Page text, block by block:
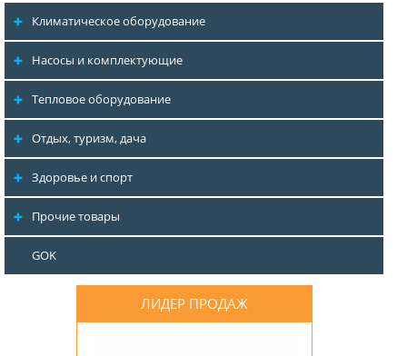
Климатическое оборудование
Насосы и комплектующие
Тепловое оборудование
Отдых, туризм, дача
Здоровье и спорт
Прочие товары
GOK
ЛИДЕР ПРОДАЖ